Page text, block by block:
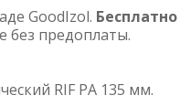
GoodIzol. Бесплатно
без предоплаты.
RIF PA 135 мм.